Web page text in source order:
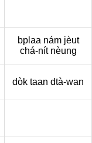
bplaa nám jèut
chá-nít nèung
dòk taan dtà-wan